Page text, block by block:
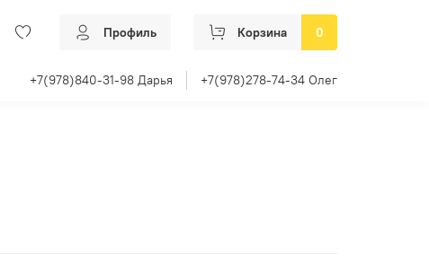
Профиль Корзина 0
+7(978)840-31-98 Дарья +7(978)278-74-34 Олег